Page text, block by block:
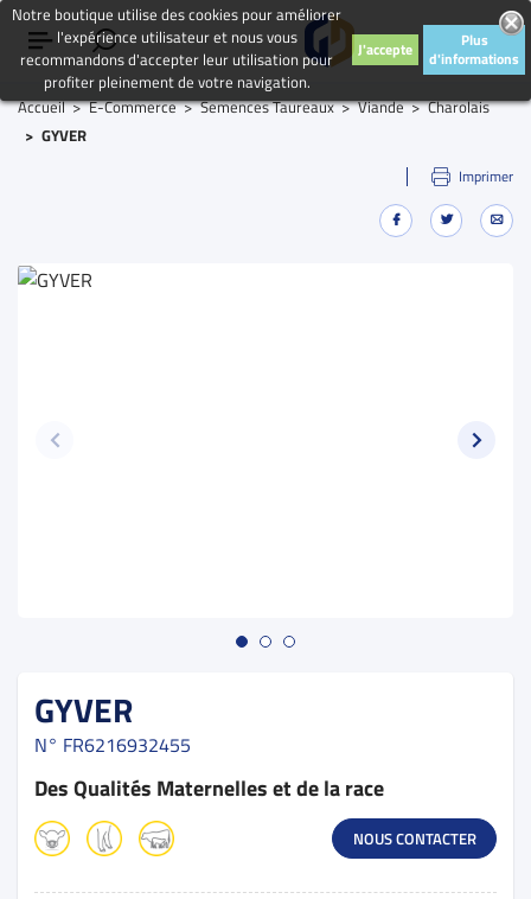
Accueil E-Commerce Semences Taureaux Viande
Charolais
GYVER
Imprimer
GYVER
N° FR6216932455
Des Qualités Maternelles et de la race
NOUS CONTACTER
Notre boutique utilise des cookies pour améliorer
l'expérience utilisateur et nous vous
recommandons d'accepter leur utilisation pour
profiter pleinement de votre navigation.
J'accepte
Plus
d'informations